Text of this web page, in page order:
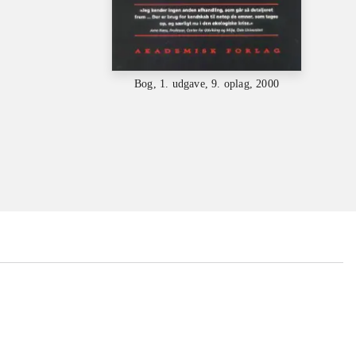
Bog, 1. udgave, 9. oplag, 2000